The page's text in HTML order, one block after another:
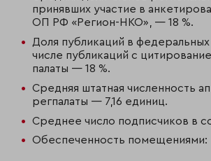
принявших участие в
ОП РФ «Регион-НКО», — 18 %.
Доля публикаций в
числе публикаций с
палаты — 18 %.
Средняя штатная численность
регпалаты — 7,16 единиц.
Среднее число подписчиков в
Обеспеченность помещениями: